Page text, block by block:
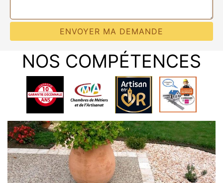
NOS COMPÉTENCES